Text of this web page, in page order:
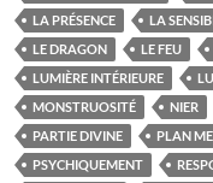
LA PRÉSENCE
LA
LE DRAGON
LE FEU
LUMIÈRE INTÉRIEURE
MONSTRUOSITÉ
NIER
PARTIE DIVINE
PLAN
PSYCHIQUEMENT